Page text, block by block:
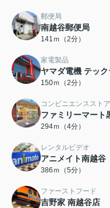
郵便局
南越谷郵便局
141ｍ（2分）
家電製品
ヤマダ電機 テッ
150ｍ（2分）
コンビニエンスストア
ファミリーマート
294ｍ（4分）
レンタルビデオ
アニメイト南越谷
386ｍ（5分）
ファーストフード
吉野家 南越谷店